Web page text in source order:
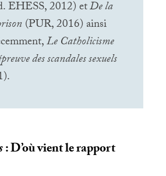
EHESS, 2012) etDe la
(PUR, 2016) ainsi
Le Catholicisme
des scandales sexuels
: D’où vient le rapport